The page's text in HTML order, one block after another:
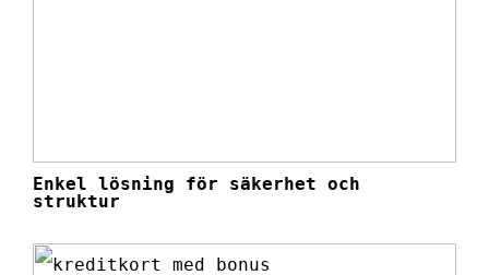
Enkel lösning för säkerhet och
struktur